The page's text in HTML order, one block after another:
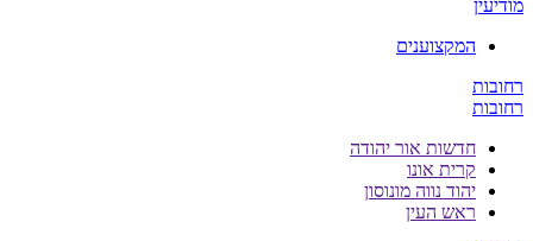
המקצוענים
חדשות אור יהודה
קרית אונו
יהוד נווה מונוסון
ראש העין